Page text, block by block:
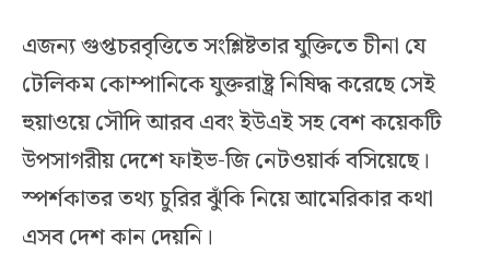
এজন্য গুপ্তচরবৃত্তিতে সংশ্লিষ্টতার যুক্তিতে চীনা যে
টেলিকম কোম্পানিকে যুক্তরাষ্ট্র নিষিদ্ধ করেছে সেই
হুয়াওয়ে সৌদি আরব এবং ইউএই সহ বেশ কয়েকটি
উপসাগরীয় দেশে ফাইভ-জি নেটওয়ার্ক বসিয়েছে।
স্পর্শকাতর তথ্য চুরির ঝুঁকি নিয়ে আমেরিকার কথা
এসব দেশ কান দেয়নি।